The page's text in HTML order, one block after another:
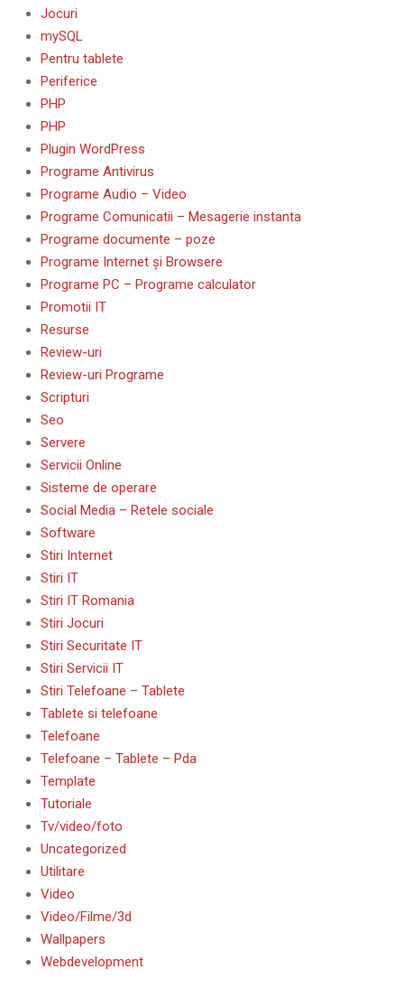
Jocuri
mySQL
Pentru tablete
Periferice
PHP
PHP
Plugin WordPress
Programe Antivirus
Programe Audio – Video
Programe Comunicatii – Mesagerie instanta
Programe documente – poze
Programe Internet și Browsere
Programe PC – Programe calculator
Promotii IT
Resurse
Review-uri
Review-uri Programe
Scripturi
Seo
Servere
Servicii Online
Sisteme de operare
Social Media – Retele sociale
Software
Stiri Internet
Stiri IT
Stiri IT Romania
Stiri Jocuri
Stiri Securitate IT
Stiri Servicii IT
Stiri Telefoane – Tablete
Tablete si telefoane
Telefoane
Telefoane – Tablete – Pda
Template
Tutoriale
Tv/video/foto
Uncategorized
Utilitare
Video
Video/Filme/3d
Wallpapers
Webdevelopment